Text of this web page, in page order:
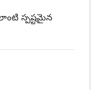
స్పష్టమైన